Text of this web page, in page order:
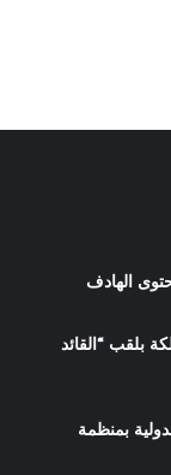
الهادف
بلقب “القائد
بمنظمة